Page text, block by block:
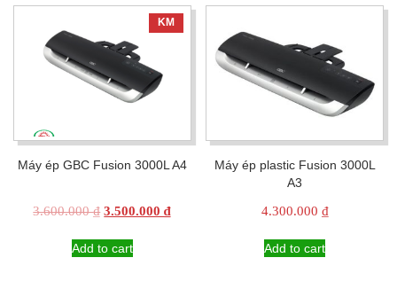
KM
Máy ép GBC Fusion 3000L A4
3.600.000₫ Original
was:
3.500.000₫Current
Add to cart
Máy ép plastic Fusion 3000L
A3
4.300.000 ₫
Add to cart